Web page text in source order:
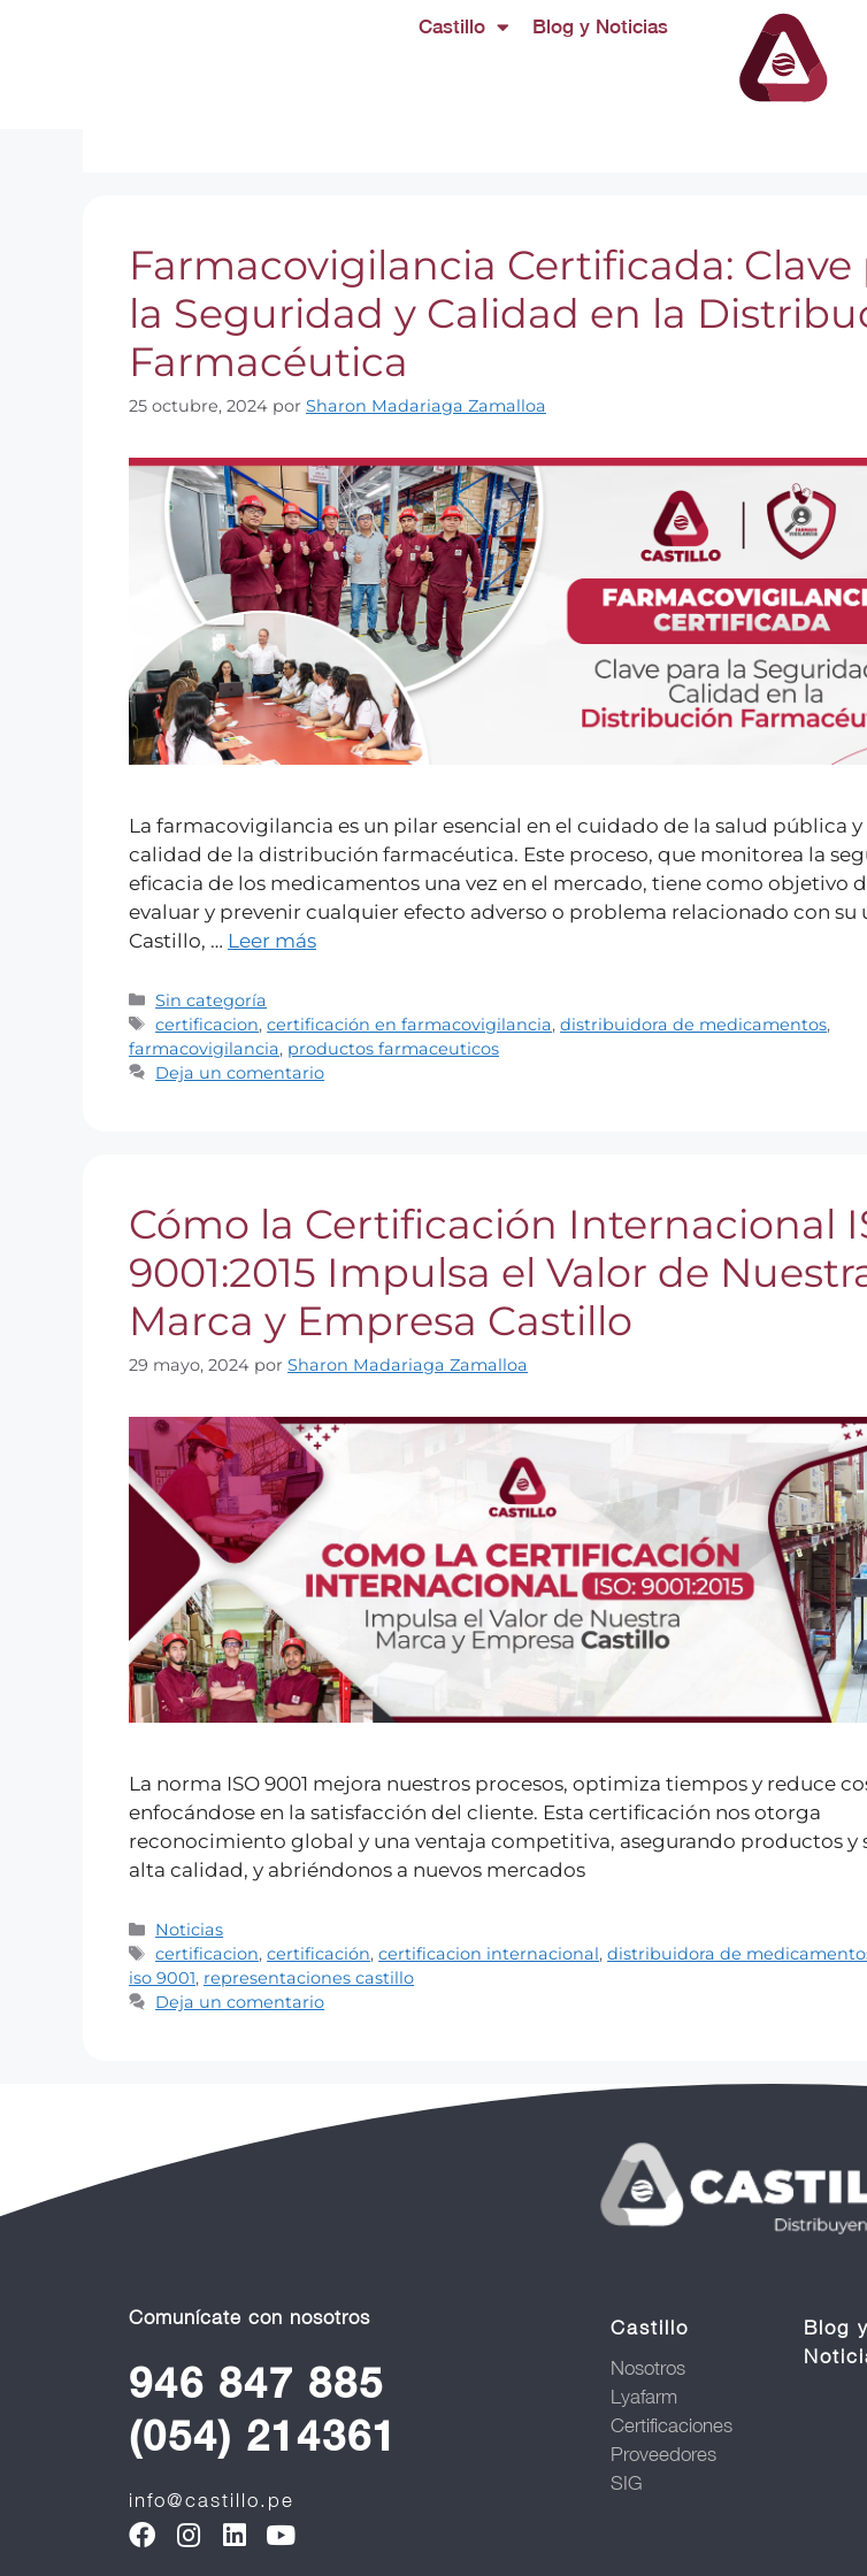
Castillo Blog y Noticias
distribuidora de medicamentos
Farmacovigilancia Certificada: Clave
la Seguridad y Calidad en la
Farmacéutica
25 octubre, 2024 por Sharon Madariaga Zamalloa
La farmacovigilancia es un pilar esencial en el cuidado de la salud pública y
calidad de la distribución farmacéutica. Este proceso, que monitorea la
eficacia de los medicamentos una vez en el mercado, tiene como objetivo
evaluar y prevenir cualquier efecto adverso o problema relacionado con su
Castillo, … Leer más
Sin categoría
certificacion,certificación en farmacovigilancia,distribuidora de medicamentos,
farmacovigilancia, productos farmaceuticos
Deja un comentario
Cómo la Certificación Internacional
9001:2015 Impulsa el Valor de
Marca y Empresa Castillo
29 mayo, 2024 por Sharon Madariaga Zamalloa
La norma ISO 9001 mejora nuestros procesos, optimiza tiempos y reduce
enfocándose en la satisfacción del cliente. Esta certificación nos otorga
reconocimiento global y una ventaja competitiva, asegurando productos y
alta calidad, y abriéndonos a nuevos mercados​
Noticias
certificacion,certificación,certificacion internacional,distribuidora de
iso 9001, representaciones castillo
Deja un comentario
Comunícate con nosotros
946 847 885
(054) 214361
info@castillo.pe
Castillo
Nosotros
Lyafarm
Certificaciones
Proveedores
SIG
Blog y